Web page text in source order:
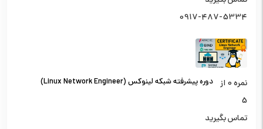
0917-487-5334
دوره پیشرفته شبکه لینوکس (Linux Network Engineer) نمره0 از
5
تماس بگیرید